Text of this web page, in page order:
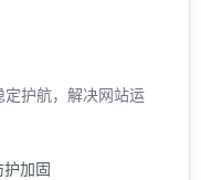
护航，解决网站运
加固